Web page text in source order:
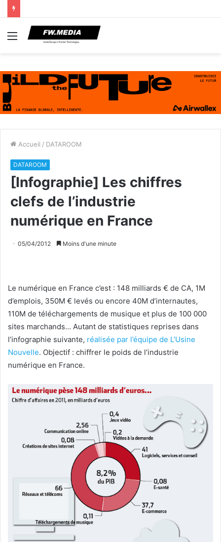
Menu
Accueil / DATAROOM
DATAROOM
[Infographie] Les chiffres
clefs de l’industrie
numérique en France
05/04/2012 Moins d'une minute
Le numérique en France c’est : 148 milliards € de CA, 1M
d’emplois, 350M € levés ou encore 40M d’internautes,
110M de téléchargements de musique et plus de 100 000
sites marchands… Autant de statistiques reprises dans
l’infographie suivante, réalisée par l’équipe de L’Usine
Nouvelle. Objectif : chiffrer le poids de l’industrie
numérique en France.